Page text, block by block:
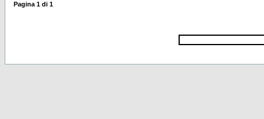
Pagina 1 di 1